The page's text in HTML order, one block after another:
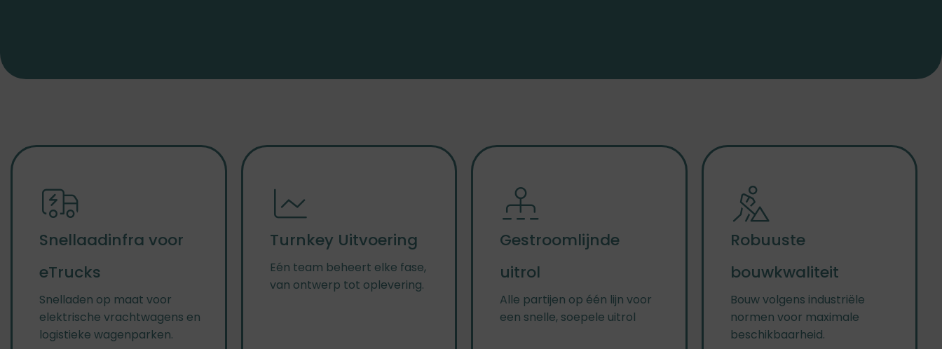
Snellaadinfra voor
eTrucks
Snelladen op maat voor
elektrische vrachtwagens en
logistieke wagenparken.
Turnkey Uitvoering
Eén team beheert elke fase,
van ontwerp tot oplevering.
Gestroomlijnde
uitrol
Alle partijen op één lijn voor
een snelle, soepele uitrol
Robuuste
bouwkwaliteit
Bouw volgens industriële
normen voor maximale
beschikbaarheid.